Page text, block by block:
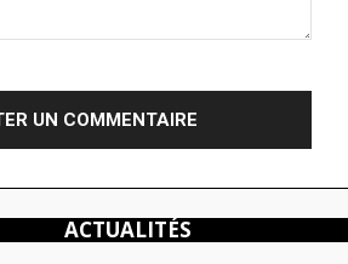
ACTUALITÉS